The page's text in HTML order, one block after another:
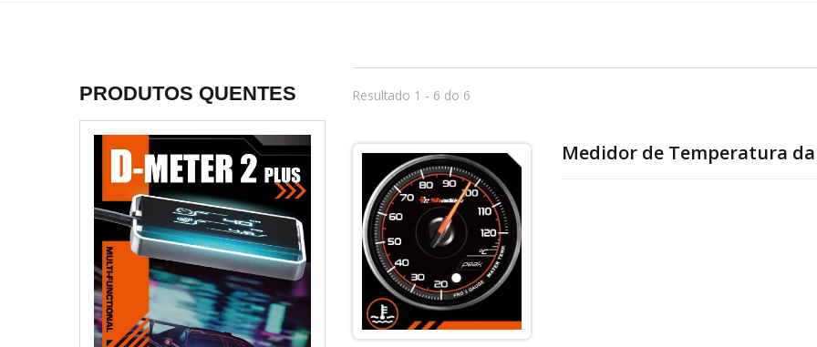
PRODUTOS QUENTES Resultado 1 - 6 do 6
Medidor de Temperatura